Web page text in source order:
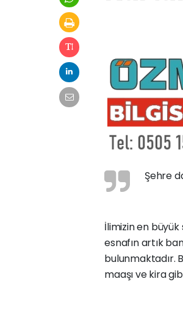
Şehre
İlimizin en
esnafın artık
bulunmaktadır.
maaşı ve kira